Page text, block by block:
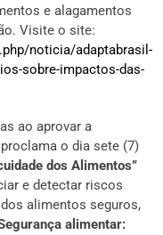
e alagamentos
Visite o site:
noticia/adaptabrasil-
sobre-impactos-das-
ao aprovar a
o dia sete (7)
dos Alimentos”
e detectar riscos
alimentos seguros,
alimentar: